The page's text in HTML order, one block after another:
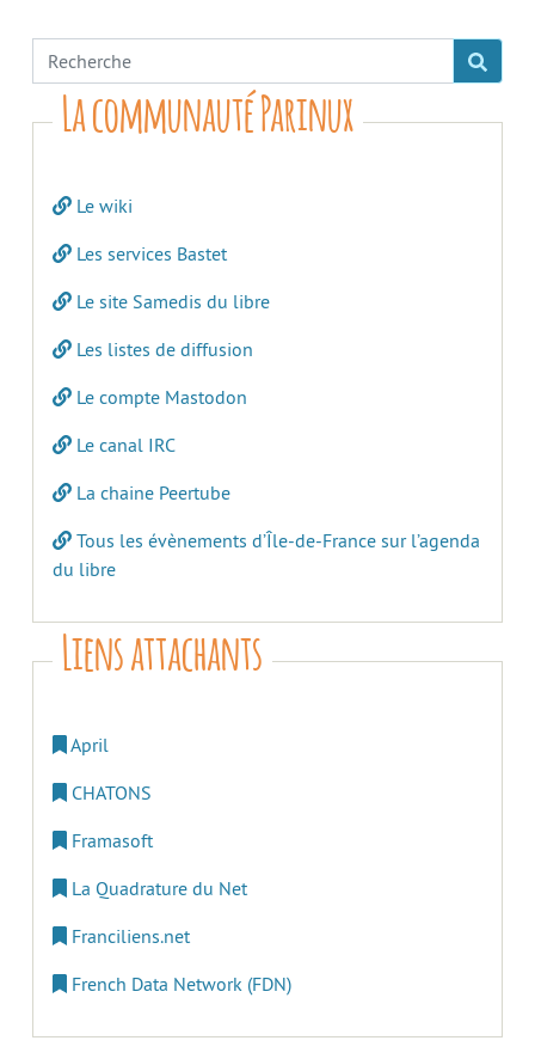
La communauté Parinux
Le wiki
Les services Bastet
Le site Samedis du libre
Les listes de diffusion
Le compte Mastodon
Le canal IRC
La chaine Peertube
Tous les évènements d’Île-de-France sur l’agenda
du libre
Liens attachants
April
CHATONS
Framasoft
La Quadrature du Net
Franciliens.net
French Data Network (FDN)